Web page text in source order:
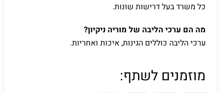
כל משרד בעל דרישות שונות.
מה הם ערכי הליבה של מוריה ניקיון?
ערכי הליבה כוללים הגינות, איכות ואחריות.
מוזמנים לשתף: